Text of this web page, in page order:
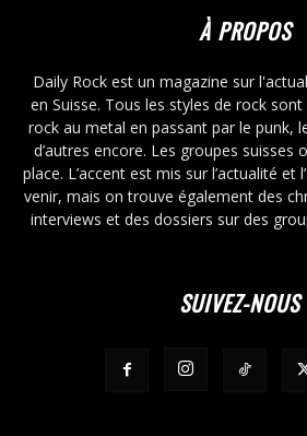
À PROPOS
Daily Rock est un magazine sur
en Suisse. Tous les styles de rock
rock au metal en passant par le punk,
d’autres encore. Les groupes suisses
place. L’accent est mis sur l’actualité et
venir, mais on trouve également des
interviews et des dossiers sur des
SUIVEZ-NOUS